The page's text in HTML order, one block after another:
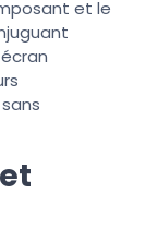
et le